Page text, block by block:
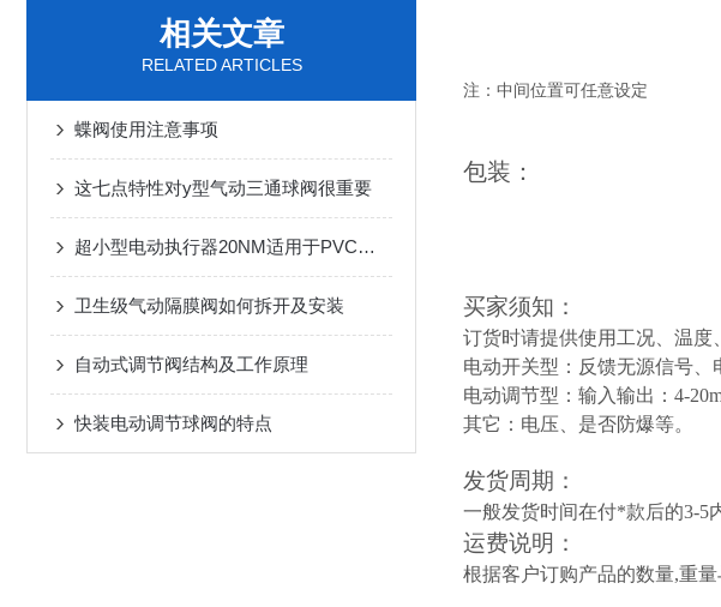
相关文章
RELATED ARTICLES
蝶阀使用注意事项
这七点特性对y型气动三通球阀很重要
超小型电动执行器20NM适用于PVC阀门
卫生级气动隔膜阀如何拆开及安装
自动式调节阀结构及工作原理
快装电动调节球阀的特点
注：中间位置可任意设定
包装：
买家须知：
订货时请提供使用工况、温度
电动开关型：反馈无源信号、
电动调节型：输入输出：4-
其它：电压、是否防爆等。
发货周期：
一般发货时间在付*款后的3-5
运费说明：
根据客户订购产品的数量,重